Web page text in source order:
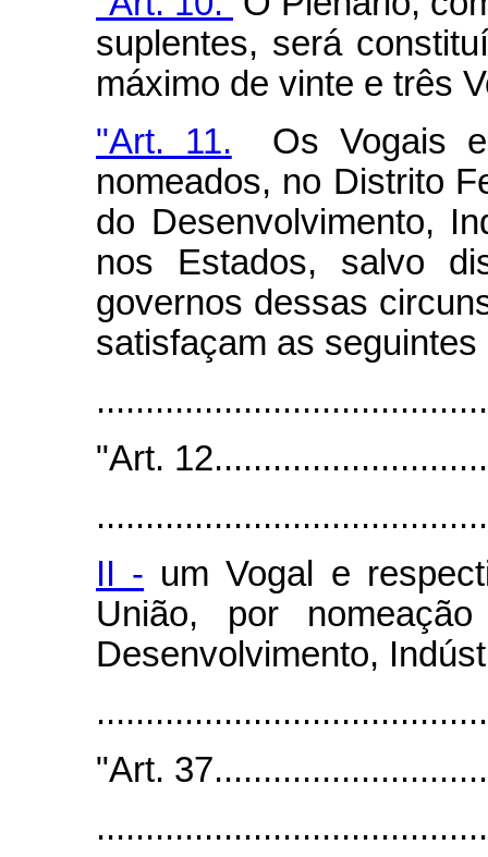
suplentes, será
máximo de vinte e três
"Art. 11. Os Vogais e
nomeados, no Distrito
do Desenvolvimento,
nos Estados, salvo
governos dessas
satisfaçam as
"Art.
II - um Vogal e
União, por
Desenvolvimento,
"Art.